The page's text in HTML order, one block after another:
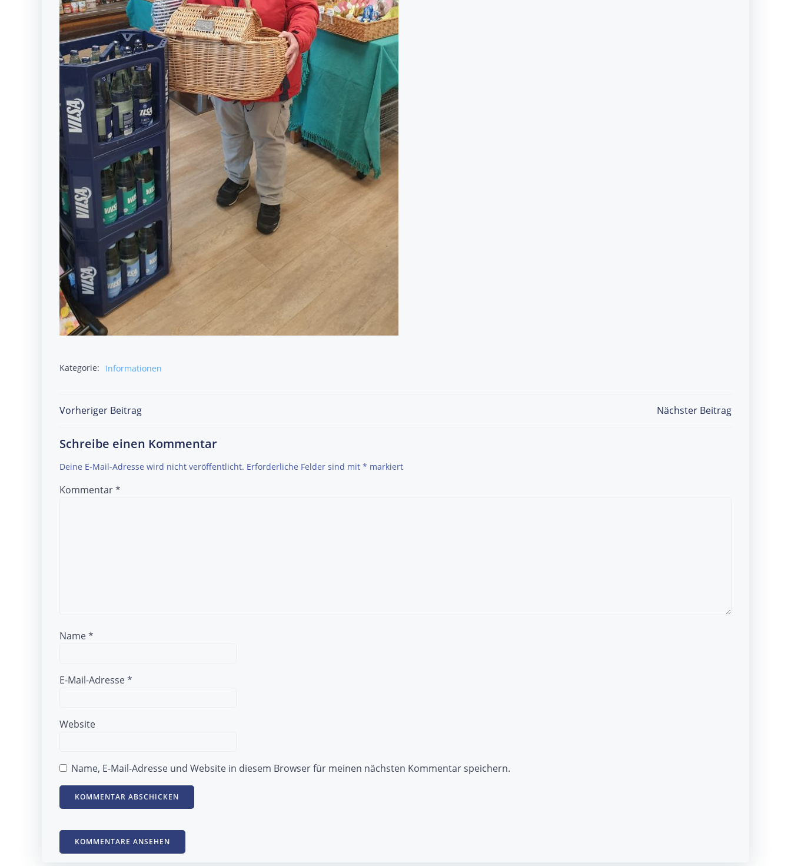
Kategorie: Informationen
Post
navigation
Vorheriger Beitrag Nächster Beitrag
Schreibe einen Kommentar
Deine E-Mail-Adresse wird nicht veröffentlicht. Erforderliche Felder sind mit * markiert
Kommentar*
Name*
E-Mail-Adresse*
Website
Name, E-Mail-Adresse und Website in diesem Browser für meinen nächsten Kommentar speichern.
KOMMENTARE ANSEHEN